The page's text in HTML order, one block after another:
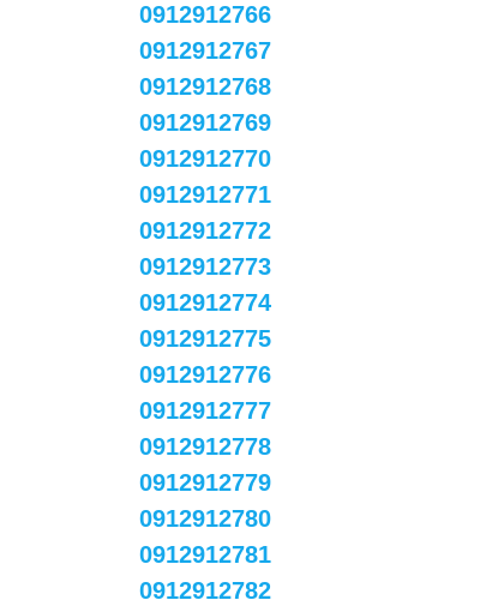
0912912766
0912912767
0912912768
0912912769
0912912770
0912912771
0912912772
0912912773
0912912774
0912912775
0912912776
0912912777
0912912778
0912912779
0912912780
0912912781
0912912782